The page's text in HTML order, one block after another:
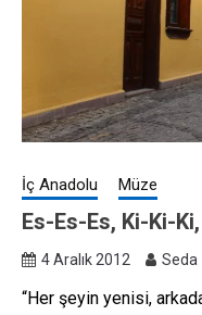
İç Anadolu Müze
Es-Es-Es, Ki-Ki-
4 Aralık 2012 Seda
“Her şeyin yenisi,